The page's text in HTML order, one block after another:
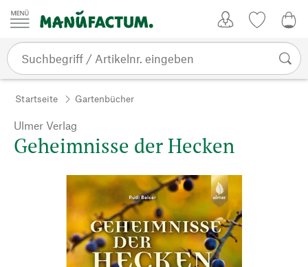
Zum Inhalt springen
Startseite Gartenbücher
Ulmer Verlag
Geheimnisse der Hecken